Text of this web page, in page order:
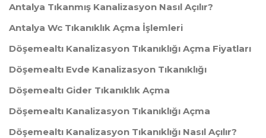
Antalya Tıkanmış Kanalizasyon Nasıl Açılır?
Antalya Wc Tıkanıklık Açma İşlemleri
Döşemealtı Kanalizasyon Tıkanıklığı Açma Fiyatları
Döşemealtı Evde Kanalizasyon Tıkanıklığı
Döşemealtı Gider Tıkanıklık Açma
Döşemealtı Kanalizasyon Tıkanıklığı Açma
Döşemealtı Kanalizasyon Tıkanıklığı Nasıl Açılır?